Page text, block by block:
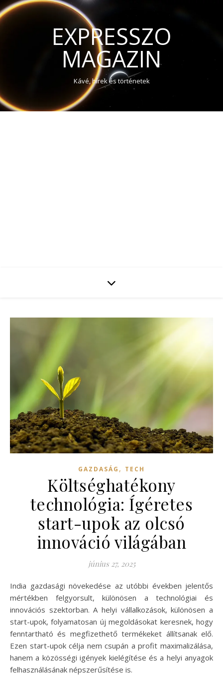
EXPRESSZO
MAGAZIN
Kávé, hírek és történetek
GAZDASÁG , TECH
Költséghatékony
technológia: Ígéretes
start-upok az olcsó
innováció világában
június 27, 2025
India gazdasági növekedése az utóbbi években jelentős
mértékben felgyorsult, különösen a technológiai és
innovációs szektorban. A helyi vállalkozások, különösen a
start-upok, folyamatosan új megoldásokat keresnek, hogy
fenntartható és megfizethető termékeket állítsanak elő.
Ezen start-upok célja nem csupán a profit maximalizálása,
hanem a közösségi igények kielégítése és a helyi anyagok
felhasználásának népszerűsítése is.